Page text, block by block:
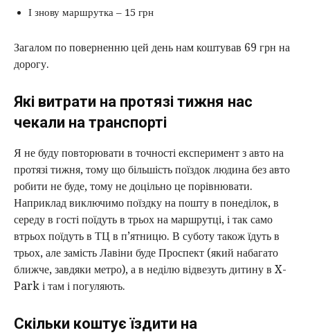
І знову маршрутка – 15 грн
Загалом по поверненню цей день нам коштував 69 грн на
дорогу.
Які витрати на протязі тижня нас
чекали на транспорті
Я не буду повторювати в точності експеримент з авто на
протязі тижня, тому що більшість поїздок людина без авто
робити не буде, тому не доцільно це порівнювати.
Наприклад виключимо поїздку на пошту в понеділок, в
середу в гості поїдуть в трьох на маршрутці, і так само
втрьох поїдуть в ТЦ в п’ятницю. В суботу також їдуть в
трьох, але замість Лавіни буде Проспект (який набагато
ближче, завдяки метро), а в неділю відвезуть дитину в X-
Park і там і погуляють.
Скільки коштує їздити на